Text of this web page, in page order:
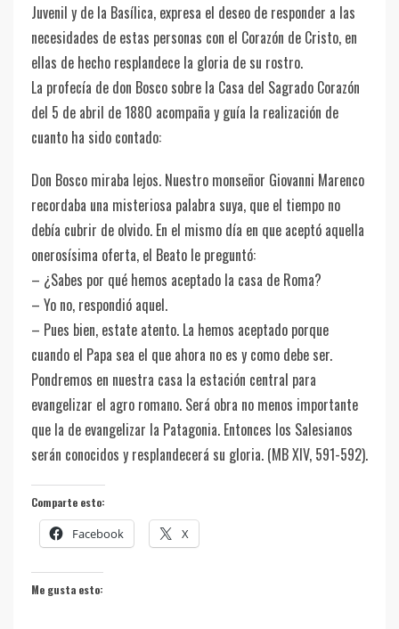
Juvenil y de la Basílica, expresa el deseo de responder a las
necesidades de estas personas con el Corazón de Cristo, en
ellas de hecho resplandece la gloria de su rostro.
La profecía de don Bosco sobre la Casa del Sagrado Corazón
del 5 de abril de 1880 acompaña y guía la realización de
cuanto ha sido contado:
Don Bosco miraba lejos. Nuestro monseñor Giovanni Marenco
recordaba una misteriosa palabra suya, que el tiempo no
debía cubrir de olvido. En el mismo día en que aceptó aquella
onerosísima oferta, el Beato le preguntó:
– ¿Sabes por qué hemos aceptado la casa de Roma?
– Yo no, respondió aquel.
– Pues bien, estate atento. La hemos aceptado porque
cuando el Papa sea el que ahora no es y como debe ser.
Pondremos en nuestra casa la estación central para
evangelizar el agro romano. Será obra no menos importante
que la de evangelizar la Patagonia. Entonces los Salesianos
serán conocidos y resplandecerá su gloria. (MB XIV, 591-592).
Comparte esto:
Facebook X
Me gusta esto: